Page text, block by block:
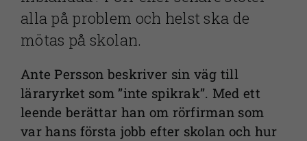
alla på problem och helst ska de
mötas på skolan.
Ante Persson beskriver sin väg till
läraryrket som ”inte spikrak”. Med ett
leende berättar han om rörfirman som
var hans första jobb efter skolan och hur